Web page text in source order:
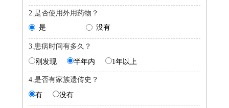
2.是否使用外用药物？
是
没有
3.患病时间有多久？
刚发现
半年内 1年以上
4.是否有家族遗传史？
有
没有